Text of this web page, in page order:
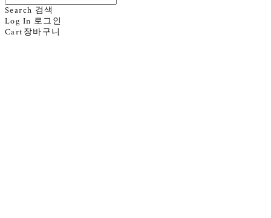
Search 검색
Log In 로그인
Cart 장바구니